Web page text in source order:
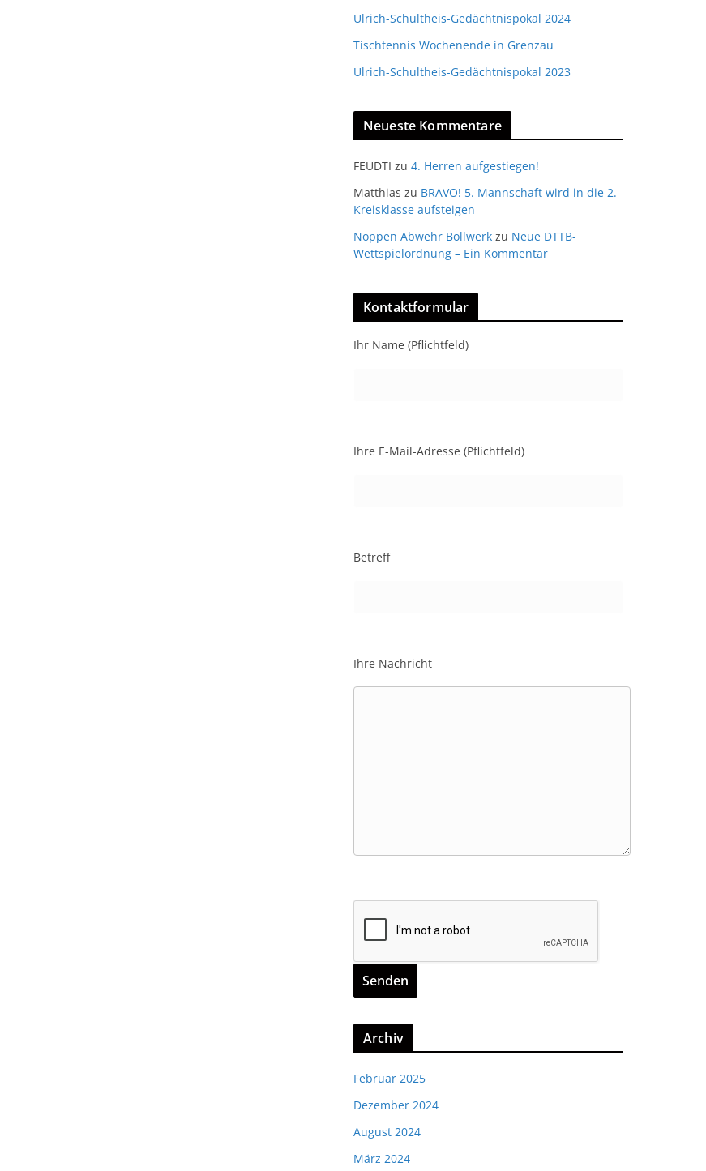
Ulrich-Schultheis-Gedächtnispokal 2024
Tischtennis Wochenende in Grenzau
Ulrich-Schultheis-Gedächtnispokal 2023
Neueste Kommentare
FEUDTI zu 4. Herren aufgestiegen!
Matthias zu BRAVO! 5. Mannschaft wird in die 2.
Kreisklasse aufsteigen
Noppen Abwehr Bollwerk zu Neue DTTB-
Wettspielordnung – Ein Kommentar
Kontaktformular
Ihr Name (Pflichtfeld)
Ihre E-Mail-Adresse (Pflichtfeld)
Betreff
Ihre Nachricht
Archiv
Februar 2025
Dezember 2024
August 2024
März 2024